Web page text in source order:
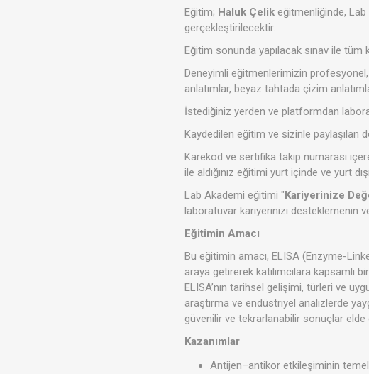
Eğitim; Haluk Çelik eğitmenliğinde,
gerçekleştirilecektir.
Eğitim sonunda yapılacak sınav ile tüm
Deneyimli eğitmenlerimizin profesyonel,
anlatımlar, beyaz tahtada çizim
İstediğiniz yerden ve platformdan
Kaydedilen eğitim ve sizinle
Karekod ve sertifika takip numarası
ile aldığınız eğitimi yurt içinde ve yurt
Lab Akademi eğitimi "Kariyerinize
laboratuvar kariyerinizi desteklemenin
Eğitimin Amacı
Bu eğitimin amacı, ELISA (Enzyme-
araya getirerek katılımcılara kapsamlı
ELISA’nın tarihsel gelişimi, türleri ve
araştırma ve endüstriyel analizlerde
güvenilir ve tekrarlanabilir sonuçlar elde
Kazanımlar
Antijen–antikor etkileşiminin